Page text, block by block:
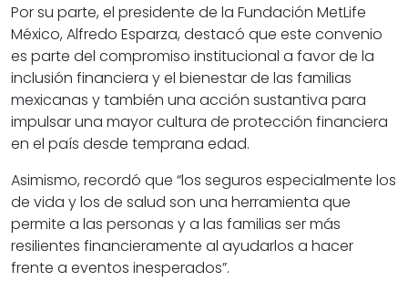
Por su parte, el presidente de la Fundación MetLife
México, Alfredo Esparza, destacó que este convenio
es parte del compromiso institucional a favor de la
inclusión financiera y el bienestar de las familias
mexicanas y también una acción sustantiva para
impulsar una mayor cultura de protección financiera
en el país desde temprana edad.
Asimismo, recordó que “los seguros especialmente los
de vida y los de salud son una herramienta que
permite a las personas y a las familias ser más
resilientes financieramente al ayudarlos a hacer
frente a eventos inesperados”.